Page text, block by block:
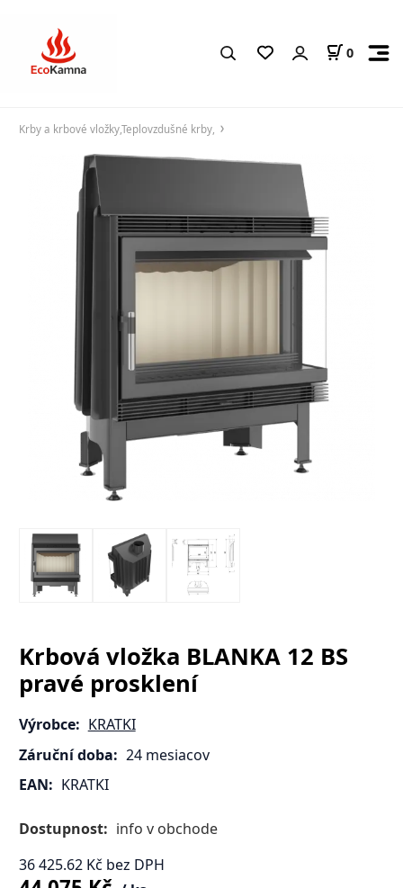
0
Krby a krbové vložky,Teplovzdušné krby,
Krbová vložka BLANKA 12 BS
pravé prosklení
Výrobce: KRATKI
Záruční doba: 24 mesiacov
EAN: KRATKI
Dostupnost: info v obchode
36 425.62Kč bez DPH